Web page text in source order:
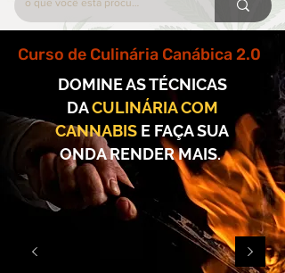
Curso de Culinária Canábica 2.0
DOMINE AS TÉCNICAS
DACULINÁRIA COM
CANNABIS E FAÇA SUA
ONDA RENDER MAIS.